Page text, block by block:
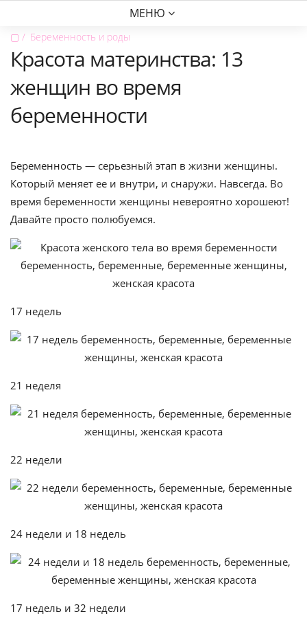
МЕНЮ
▢ Беременность и роды
Красота материнства: 13
женщин во время
беременности
Беременность — серьезный этап в жизни женщины.
Который меняет ее и внутри, и снаружи. Навсегда. Во
время беременности женщины невероятно хорошеют!
Давайте просто полюбуемся.
17 недель
21 неделя
22 недели
24 недели и 18 недель
17 недель и 32 недели